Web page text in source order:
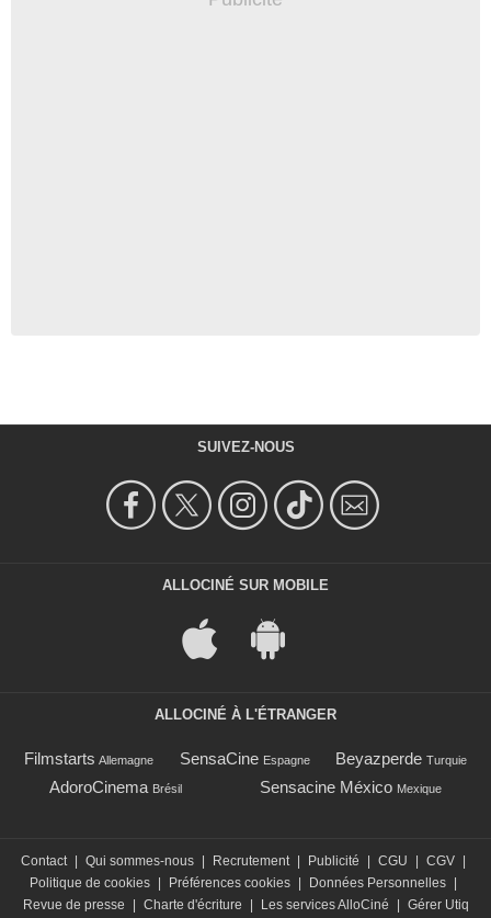
SUIVEZ-NOUS
ALLOCINÉ SUR MOBILE
ALLOCINÉ À L'ÉTRANGER
Filmstarts Allemagne SensaCine Espagne Beyazperde Turquie
AdoroCinema Brésil Sensacine México Mexique
Contact Qui sommes-nous Recrutement Publicité CGU CGV
Politique de cookies
Préférences cookies Données Personnelles
Revue de presse
Charte d'écriture Les services AlloCiné Gérer Utiq